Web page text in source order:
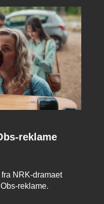
reklame
NRK-dramaet
reklame.